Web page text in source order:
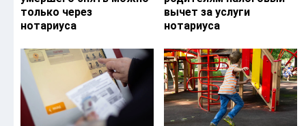
только через
нотариуса
вычет за услуги
нотариуса